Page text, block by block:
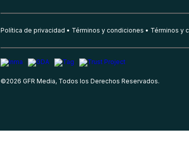
Política de privacidad Términos y condiciones Términos y
©2026 GFR Media, Todos los Derechos Reservados.